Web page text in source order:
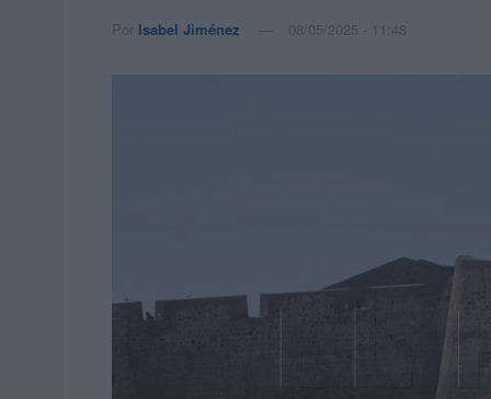
Por Isabel Jiménez 08/05/2025 - 11:48